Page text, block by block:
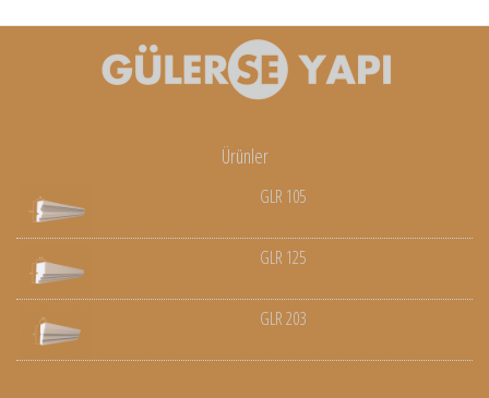
Ürünler
GLR 105
GLR 125
GLR 203